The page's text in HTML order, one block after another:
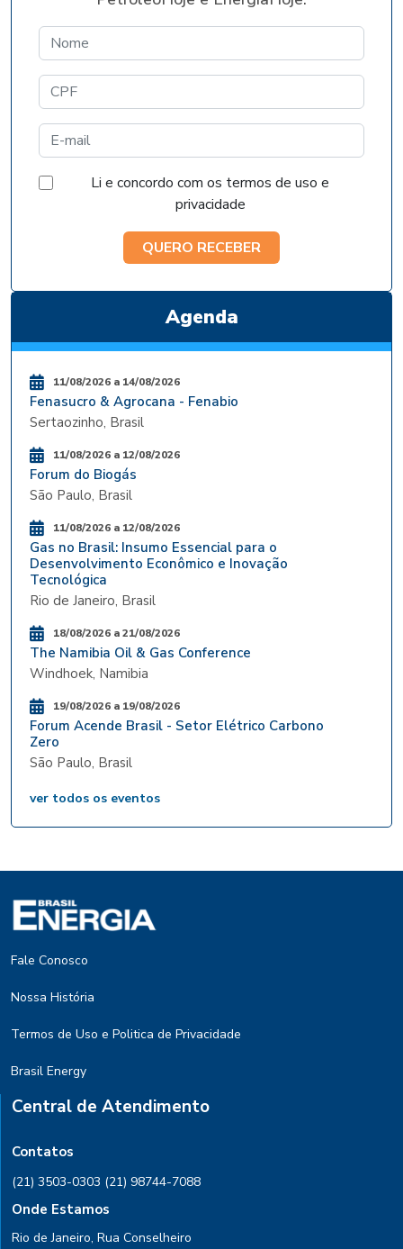
Li e concordo com os termos de uso e
privacidade
QUERO RECEBER
Agenda
11/08/2026 a 14/08/2026
Fenasucro & Agrocana - Fenabio
Sertaozinho, Brasil
11/08/2026 a 12/08/2026
Forum do Biogás
São Paulo, Brasil
11/08/2026 a 12/08/2026
Gas no Brasil: Insumo Essencial para o
Desenvolvimento Econômico e Inovação
Tecnológica
Rio de Janeiro, Brasil
18/08/2026 a 21/08/2026
The Namibia Oil & Gas Conference
Windhoek, Namibia
19/08/2026 a 19/08/2026
Forum Acende Brasil - Setor Elétrico Carbono
Zero
São Paulo, Brasil
ver todos os eventos
Fale Conosco
Nossa História
Termos de Uso e Politica de Privacidade
Brasil Energy
Central de Atendimento
Contatos
(21) 3503-0303 (21) 98744-7088
Onde Estamos
Rio de Janeiro, Rua Conselheiro